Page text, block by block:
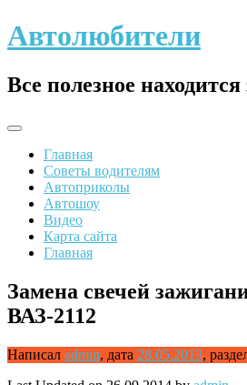
Skip
to
Автолюбители
Все полезное находится
Главная
Советы водителям
Автоприколы
Автошоу
Видео
Карта сайта
Главная
Замена свечей
ВАЗ-2112
Написал admin, дата 28.05.2013,